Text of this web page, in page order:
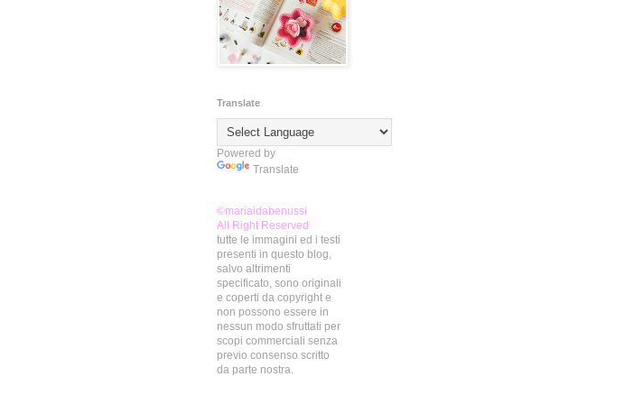
Translate
Powered by
Translate
©mariaidabenussi
All Right Reserved
tutte le immagini ed i testi
presenti in questo blog,
salvo altrimenti
specificato, sono originali
e coperti da copyright e
non possono essere in
nessun modo sfruttati per
scopi commerciali senza
previo consenso scritto
da parte nostra.